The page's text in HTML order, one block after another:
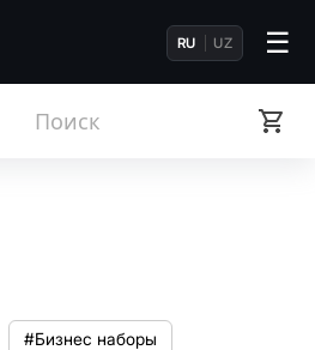
RU UZ ☰
#Бизнес наборы